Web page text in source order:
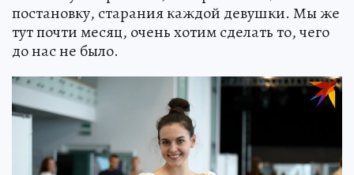
постановку, старания каждой девушки. Мы же
тут почти месяц, очень хотим сделать то, чего
до нас не было.